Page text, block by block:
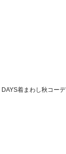
DAYS着まわし秋コーデ